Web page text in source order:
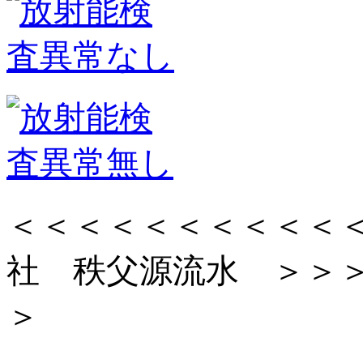
＜＜＜＜＜＜＜＜＜
社 秩父源流水 ＞＞＞
＞